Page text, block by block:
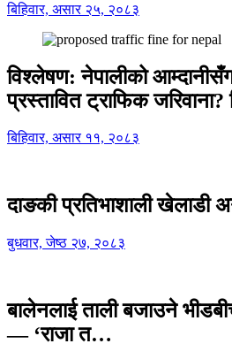
बिहिवार, असार २५, २०८३
विश्लेषण: नेपालीको
प्रस्तावित ट्राफिक
बिहिवार, असार ११, २०८३
दाङकी प्रतिभाशाली खेलाडी
बुधवार, जेष्ठ २७, २०८३
बालेनलाई ताली बजाउने
— ‘राजा त…